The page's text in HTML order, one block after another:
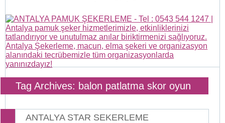
Tag Archives: balon patlatma skor oyun
ANTALYA STAR SEKERLEME